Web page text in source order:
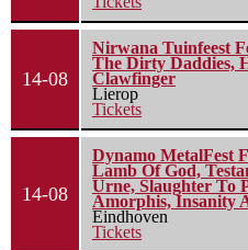
14-08
Nirwana Tuinfeest
The Dirty Daddies,
Clawfinger
Lierop
Tickets
14-08
Dynamo MetalFest
Lamb Of God,
Urne, Slaughter To
Amorphis, Insanity
Eindhoven
Tickets